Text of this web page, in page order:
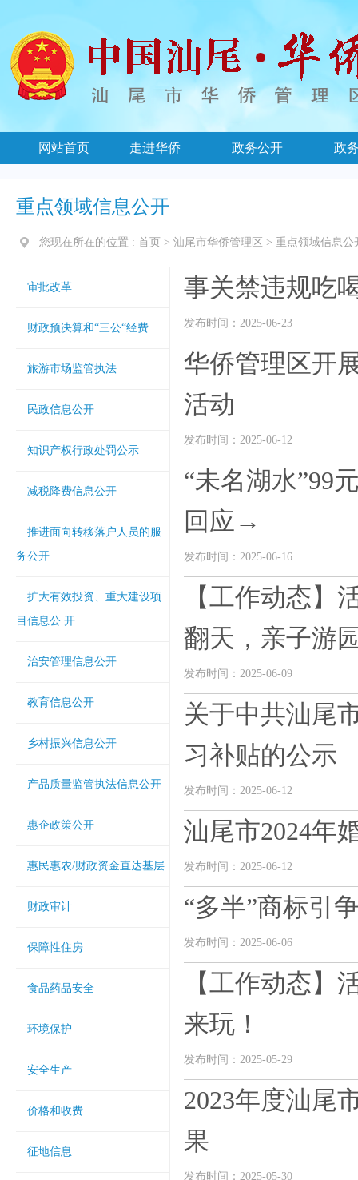
网站首页 走进华侨 政务公开 政
重点领域信息公开
您现在所在的位置 : 首页 > 汕尾市华侨管理区 > 重点领域信息公
审批改革
财政预决算和“三公“经费
旅游市场监管执法
民政信息公开
知识产权行政处罚公示
减税降费信息公开
推进面向转移落户人员的服
务公开
扩大有效投资、重大建设项
目信息公 开
治安管理信息公开
教育信息公开
乡村振兴信息公开
产品质量监管执法信息公开
惠企政策公开
惠民惠农/财政资金直达基层
财政审计
保障性住房
食品药品安全
环境保护
安全生产
价格和收费
征地信息
事关禁违规吃
发布时间：2025-06-23
华侨管理区开
活动
发布时间：2025-06-12
“未名湖水”99
回应→
发布时间：2025-06-16
【工作动态】
翻天，亲子游
发布时间：2025-06-09
关于中共汕尾
习补贴的公示
发布时间：2025-06-12
汕尾市2024年
发布时间：2025-06-12
“多半”商标引
发布时间：2025-06-06
【工作动态】
来玩！
发布时间：2025-05-29
2023年度汕尾
果
发布时间：2025-05-30